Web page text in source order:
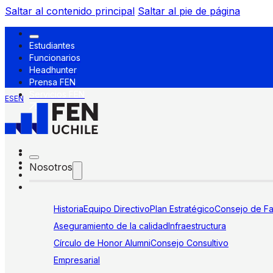
Saltar al contenido principal Saltar al pie de página
Estudiantes
Funcionarios
Headhunter
Prensa FEN
ESEN
Nosotros
HistoriaEquipo DirectivoPlan EstratégicoConsejo de
Aseguramiento de la calidadInfraestructura
Círculo de Honor AlumniConsejo Consultivo
Empresarial